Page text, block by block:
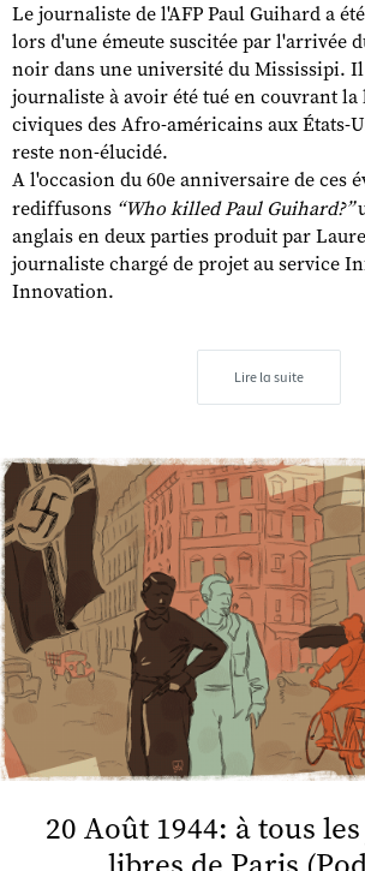
Le journaliste de l'AFP Paul Guihard a
lors d'une émeute suscitée par l'arrivée
noir dans une université du Mississipi. Il
journaliste à avoir été tué en couvrant
civiques des Afro-américains aux États-
reste non-élucidé.
A l'occasion du 60e anniversaire de ces
rediffusons “Who killed Paul Guihard?”
anglais en deux parties produit par
journaliste chargé de projet au service
Innovation.
Lire la suite
20 Août 1944: à tous